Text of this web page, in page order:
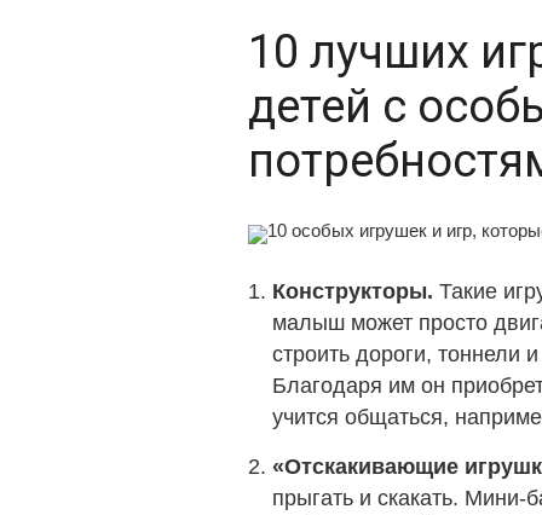
10 лучших
детей с
Конструкторы. Такие
малыш может просто
строить дороги, тоннели
Благодаря им он
учится общаться,
«Отскакивающие
прыгать и скакать. Мини-